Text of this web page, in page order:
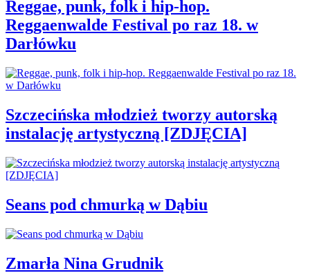
Reggae, punk, folk i hip-hop.
Reggaenwalde Festival po raz 18. w
Darłówku
Szczecińska młodzież tworzy autorską
instalację artystyczną [ZDJĘCIA]
Seans pod chmurką w Dąbiu
Zmarła Nina Grudnik